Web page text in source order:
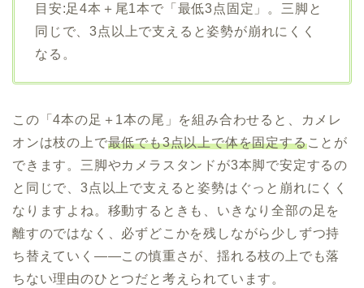
目安:足4本＋尾1本で「最低3点固定」。三脚と
同じで、3点以上で支えると姿勢が崩れにくく
なる。
この「4本の足＋1本の尾」を組み合わせると、カメレ
オンは枝の上で最低でも3点以上で体を固定することが
できます。三脚やカメラスタンドが3本脚で安定するの
と同じで、3点以上で支えると姿勢はぐっと崩れにくく
なりますよね。移動するときも、いきなり全部の足を
離すのではなく、必ずどこかを残しながら少しずつ持
ち替えていく——この慎重さが、揺れる枝の上でも落
ちない理由のひとつだと考えられています。